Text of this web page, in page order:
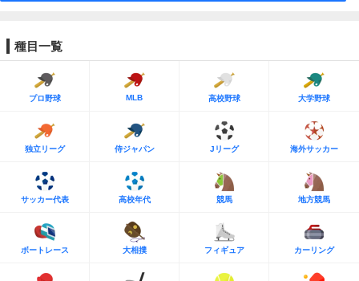
種目一覧
プロ野球 MLB 高校野球 大学野球
独立リーグ 侍ジャパン Jリーグ 海外サッカー
サッカー代表 高校年代 競馬 地方競馬
ボートレース 大相撲 フィギュア カーリング